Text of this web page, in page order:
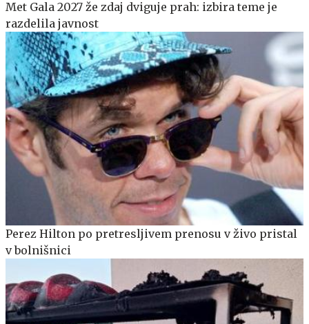
Met Gala 2027 že zdaj dviguje prah: izbira teme je
razdelila javnost
Perez Hilton po pretresljivem prenosu v živo pristal
v bolnišnici